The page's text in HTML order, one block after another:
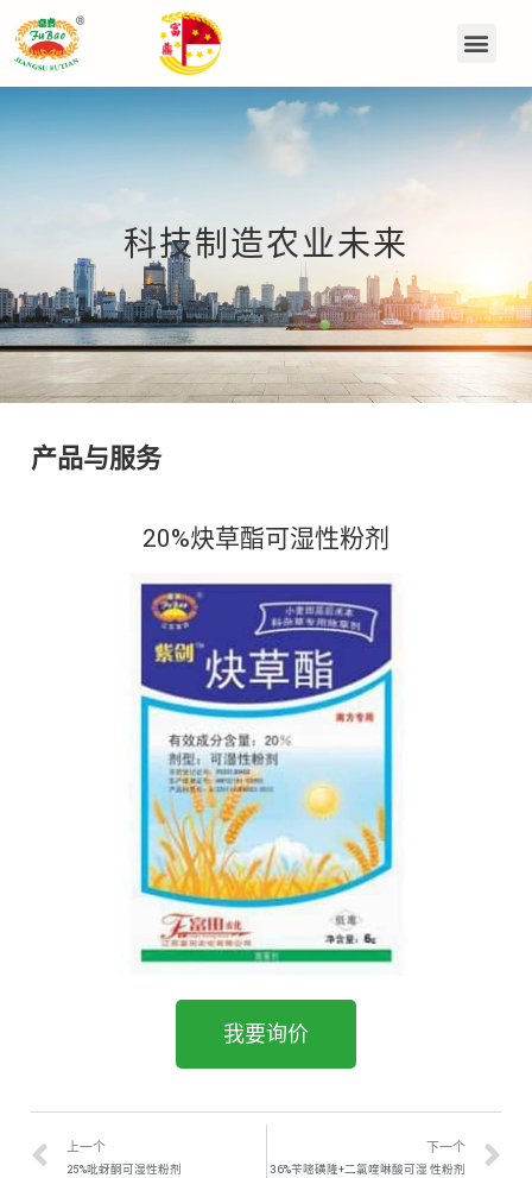
科技制造农业未来
产品与服务
20%炔草酯可湿性粉剂
我要询价
上一个
25%吡蚜酮可湿性粉剂
下一个
36%苄嘧磺隆+二氯喹啉酸可湿 性粉剂